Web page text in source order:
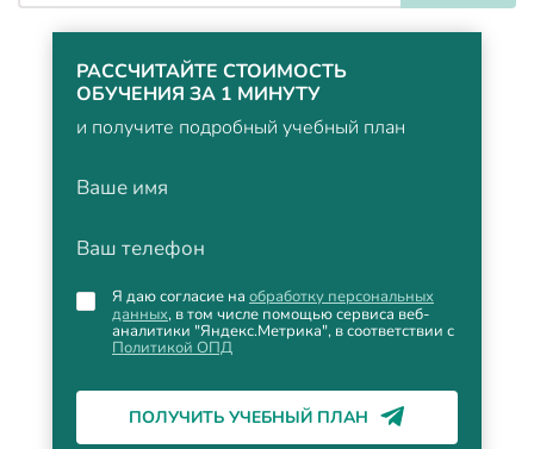
РАССЧИТАЙТЕ СТОИМОСТЬ
ОБУЧЕНИЯ ЗА 1 МИНУТУ
и получите подробный учебный план
Ваше имя
Ваш телефон
Я даю согласие на обработку персональных
данных, в том числе помощью сервиса веб-
аналитики "Яндекс.Метрика", в соответствии с
Политикой ОПД
ПОЛУЧИТЬ УЧЕБНЫЙ ПЛАН